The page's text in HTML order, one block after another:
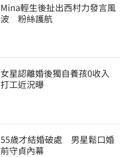
Mina輕生後扯出西村力發言風
波　粉絲護航
女星認離婚後獨自養孩0收入
打工近況曝
55歲才結婚破處　男星鬆口婚
前守貞內幕